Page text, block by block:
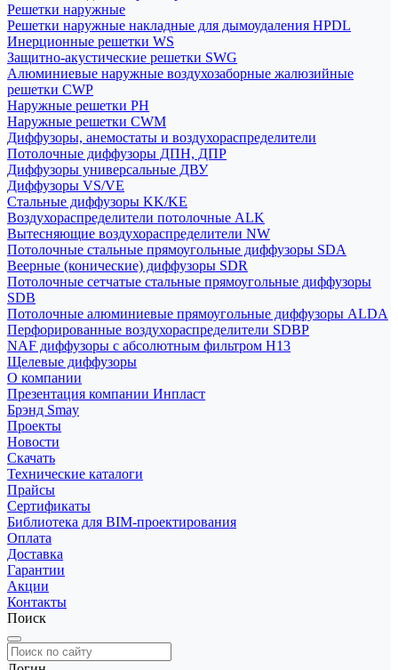
Решетки наружные
Решетки наружные накладные для дымоудаления HPDL
Инерционные решетки WS
Защитно-акустические решетки SWG
Алюминиевые наружные воздухозаборные жалюзийные
решетки CWP
Наружные решетки РН
Наружные решетки CWM
Диффузоры, анемостаты и воздухораспределители
Потолочные диффузоры ДПН, ДПР
Диффузоры универсальные ДВУ
Диффузоры VS/VE
Стальные диффузоры KK/KE
Воздухораспределители потолочные ALK
Вытесняющие воздухораспределители NW
Потолочные стальные прямоугольные диффузоры SDA
Веерные (конические) диффузоры SDR
Потолочные сетчатые стальные прямоугольные диффузоры
SDB
Потолочные алюминиевые прямоугольные диффузоры ALDA
Перфорированные воздухораспределители SDBP
NAF диффузоры с абсолютным фильтром Н13
Щелевые диффузоры
О компании
Презентация компании Инпласт
Брэнд Smay
Проекты
Новости
Скачать
Технические каталоги
Прайсы
Сертификаты
Библиотека для BIM-проектирования
Оплата
Доставка
Гарантии
Акции
Контакты
Поиск